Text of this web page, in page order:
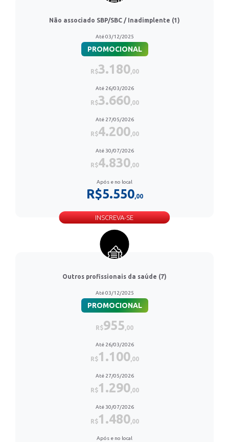
Não associado SBP/SBC / Inadimplente (1)
Até 03/12/2025
PROMOCIONAL
R$3.180,00
Até 26/03/2026
R$3.660,00
Até 27/05/2026
R$4.200,00
Até 30/07/2026
R$4.830,00
Após e no local
R$5.550,00
INSCREVA-SE
Outros profissionais da saúde (7)
Até 03/12/2025
PROMOCIONAL
R$955,00
Até 26/03/2026
R$1.100,00
Até 27/05/2026
R$1.290,00
Até 30/07/2026
R$1.480,00
Após e no local